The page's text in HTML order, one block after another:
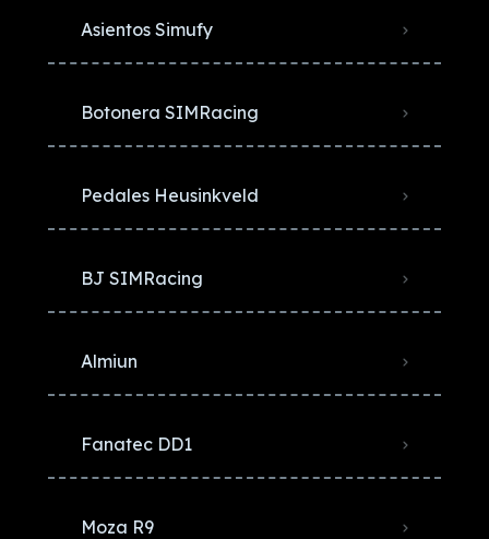
Asientos Simufy
Botonera SIMRacing
Pedales Heusinkveld
BJ SIMRacing
Almiun
Fanatec DD1
Moza R9